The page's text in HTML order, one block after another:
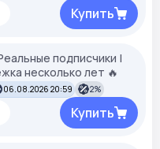
Купить
подписчики |
несколько лет 🔥
06.08.2026 20:59 2%
Купить